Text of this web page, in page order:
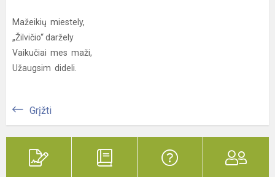
Mažeikių miestely,
„Žilvičio“ daržely
Vaikučiai mes maži,
Užaugsim dideli.
Grįžti